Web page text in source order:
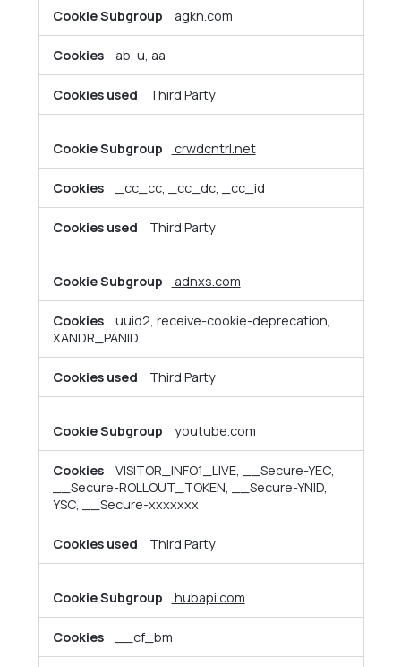
agkn.com
ab, u, aa
Third Party
crwdcntrl.net
_cc_cc, _cc_dc, _cc_id
Third Party
adnxs.com
uuid2, receive-cookie-deprecation,
XANDR_PANID
Third Party
youtube.com
VISITOR_INFO1_LIVE, __Secure-YEC,
__Secure-ROLLOUT_TOKEN, __Secure-YNID,
YSC, __Secure-xxxxxxx
Third Party
hubapi.com
__cf_bm